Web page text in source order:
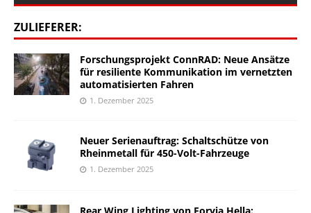
ZULIEFERER:
Forschungsprojekt ConnRAD: Neue Ansätze
für resiliente Kommunikation im vernetzten
automatisierten Fahren
1. Dezember 2025
Neuer Serienauftrag: Schaltschütze von
Rheinmetall für 450-Volt-Fahrzeuge
1. Dezember 2025